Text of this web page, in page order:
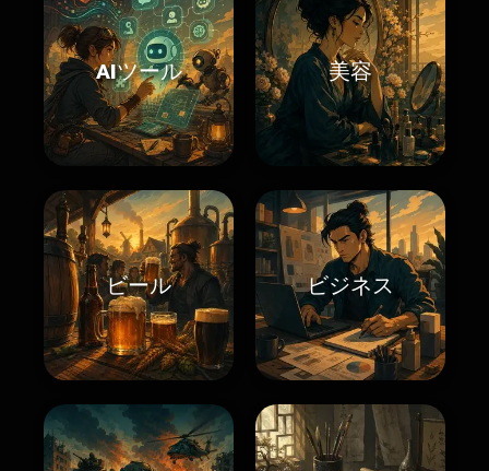
AIツール 美容
ビール ビジネス